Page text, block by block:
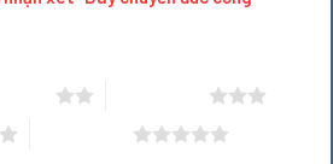
quyền sản phẩm với Cục sở hữu Công